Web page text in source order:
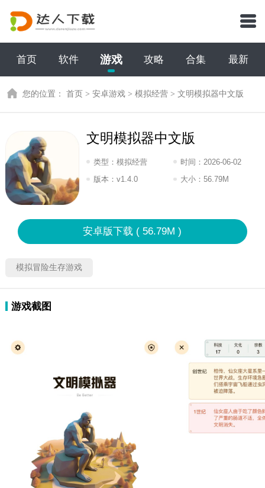
首页 软件 游戏 攻略 合集 最新
您的位置：首页 >安卓游戏 >模拟经营 >文明模拟器中文版
文明模拟器中文版
类型：模拟经营 时间： 2026-06-02
18:2026
版本：v1.4.0 大小： 56.79M
安卓版下载 ( 56.79M )
模拟冒险生存游戏
游戏截图